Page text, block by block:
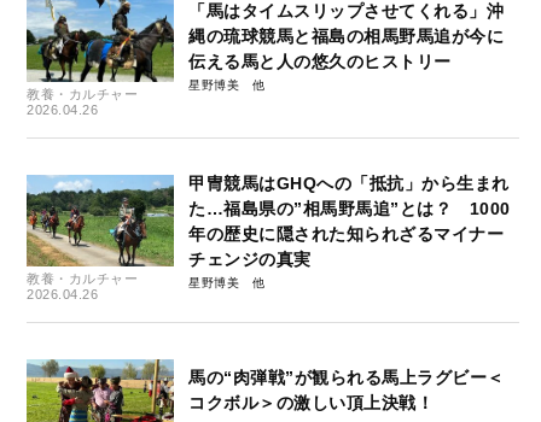
教養・カルチャー
2026.04.26
「馬はタイムスリップさせてくれる」沖
縄の琉球競馬と福島の相馬野馬追が今に
伝える馬と人の悠久のヒストリー
星野博美
教養・カルチャー
2026.04.26
甲冑競馬はGHQへの「抵抗」から生まれ
た…福島県の”相馬野馬追”とは？ 1000
年の歴史に隠された知られざるマイナー
チェンジの真実
星野博美
馬の“肉弾戦”が観られる馬上ラグビー＜
コクボル＞の激しい頂上決戦！